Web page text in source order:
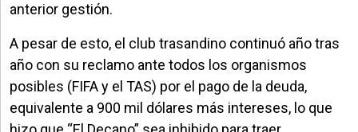
anterior gestión.
A pesar de esto, el club trasandino continuó año tras
año con su reclamo ante todos los organismos
posibles (FIFA y el TAS) por el pago de la deuda,
equivalente a 900 mil dólares más intereses, lo que